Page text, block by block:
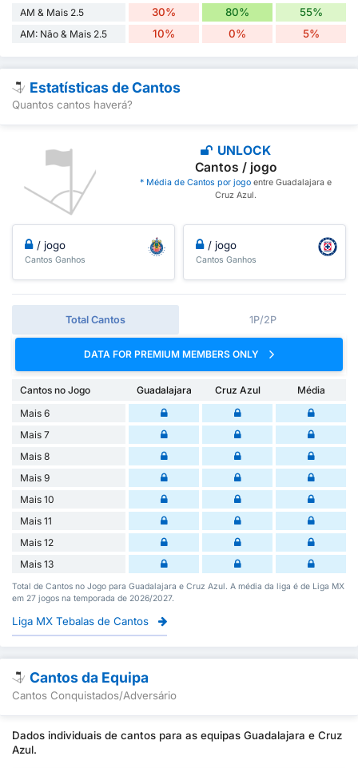
AM & Mais 2.5 30% 80% 55%
AM: Não & Mais 2.5 10% 0% 5%
Estatísticas de Cantos
Quantos cantos haverá?
UNLOCK
Cantos / jogo
* Média de Cantos por jogo entre Guadalajara e
Cruz Azul.
/ jogo
Cantos Ganhos
/ jogo
Cantos Ganhos
Total Cantos 1P/2P
DATA FOR PREMIUM MEMBERS ONLY
Cantos no Jogo Guadalajara Cruz Azul
Média
Mais 6
Mais 7
Mais 8
Mais 9
Mais 10
Mais 11
Mais 12
Mais 13
Total de Cantos no Jogo para Guadalajara e Cruz Azul. A média da liga é de Liga MX
em 27 jogos na temporada de 2026/2027.
Liga MX Tebalas de Cantos
Cantos da Equipa
Cantos Conquistados/Adversário
Dados individuais de cantos para as equipas Guadalajara e Cruz
Azul.